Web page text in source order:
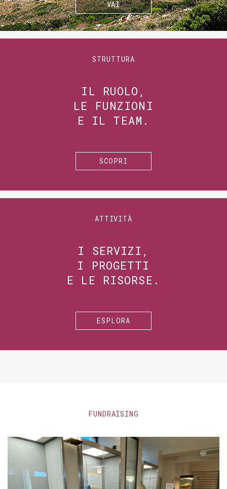
VAI
STRUTTURA
IL RUOLO,
LE FUNZIONI
E IL TEAM.
SCOPRI
ATTIVITÀ
I SERVIZI,
I PROGETTI
E LE RISORSE.
ESPLORA
FUNDRAISING